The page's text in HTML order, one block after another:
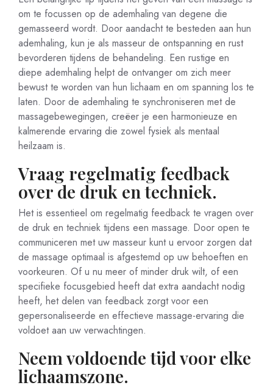
om te focussen op de ademhaling van degene die
gemasseerd wordt. Door aandacht te besteden aan hun
ademhaling, kun je als masseur de ontspanning en rust
bevorderen tijdens de behandeling. Een rustige en
diepe ademhaling helpt de ontvanger om zich meer
bewust te worden van hun lichaam en om spanning los te
laten. Door de ademhaling te synchroniseren met de
massagebewegingen, creëer je een harmonieuze en
kalmerende ervaring die zowel fysiek als mentaal
heilzaam is.
Vraag regelmatig feedback
over de druk en techniek.
Het is essentieel om regelmatig feedback te vragen over
de druk en techniek tijdens een massage. Door open te
communiceren met uw masseur kunt u ervoor zorgen dat
de massage optimaal is afgestemd op uw behoeften en
voorkeuren. Of u nu meer of minder druk wilt, of een
specifieke focusgebied heeft dat extra aandacht nodig
heeft, het delen van feedback zorgt voor een
gepersonaliseerde en effectieve massage-ervaring die
voldoet aan uw verwachtingen.
Neem voldoende tijd voor elke
lichaamszone.